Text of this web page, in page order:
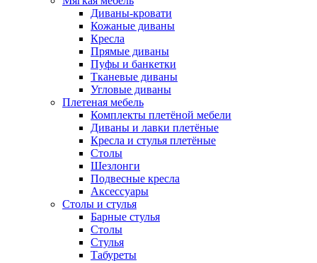
Диваны-кровати
Кожаные диваны
Кресла
Прямые диваны
Пуфы и банкетки
Тканевые диваны
Угловые диваны
Плетеная мебель
Комплекты плетёной мебели
Диваны и лавки плетёные
Кресла и стулья плетёные
Столы
Шезлонги
Подвесные кресла
Аксессуары
Столы и стулья
Барные стулья
Столы
Стулья
Табуреты